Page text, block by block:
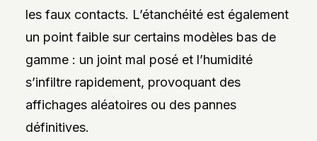
les faux contacts. L’étanchéité est également
un point faible sur certains modèles bas de
gamme : un joint mal posé et l’humidité
s’infiltre rapidement, provoquant des
affichages aléatoires ou des pannes
définitives.